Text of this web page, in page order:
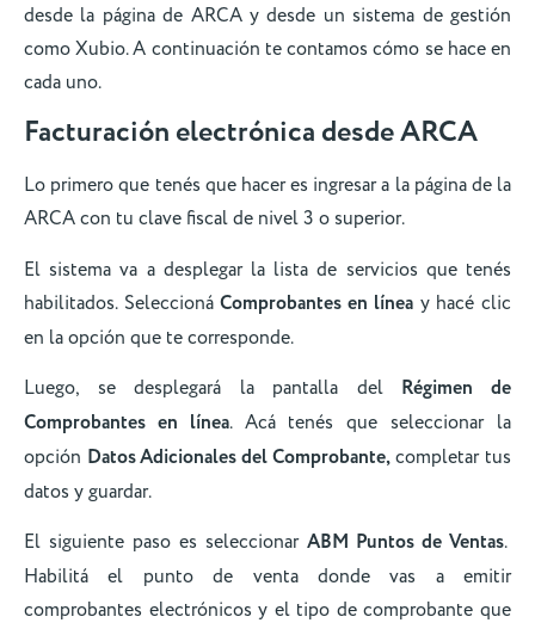
desde la página de ARCA y desde un sistema de gestión
como Xubio. A continuación te contamos cómo se hace en
cada uno.
Facturación electrónica desde ARCA
Lo primero que tenés que hacer es ingresar a la página de la
ARCA con tu clave fiscal de nivel 3 o superior.
El sistema va a desplegar la lista de servicios que tenés
habilitados. SeleccionáComprobantes en líneay hacé clic
en la opción que te corresponde.
Luego, se desplegará la pantalla del Régimen de
Comprobantes en línea. Acá tenés que seleccionar la
opción Datos Adicionales del Comprobante,completar tus
datos y guardar.
El siguiente paso es seleccionar ABM Puntos de Ventas.
Habilitá el punto de venta donde vas a emitir
comprobantes electrónicos y el tipo de comprobante que